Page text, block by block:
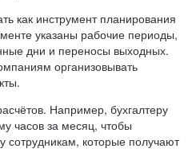
как инструмент планирования
указаны рабочие периоды,
дни и переносы выходных.
организовывать
Например, бухгалтеру
часов за месяц, чтобы
сотрудникам, которые получают